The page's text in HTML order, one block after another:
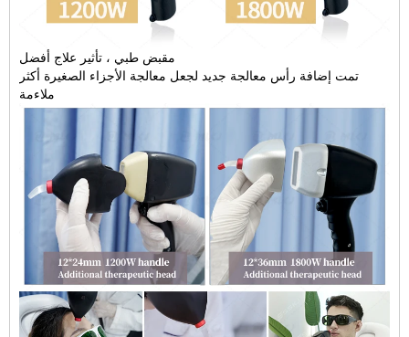
مقبض طبي ، تأثير علاج أفضل
تمت إضافة رأس معالجة جديد لجعل معالجة الأجزاء الصغيرة أكثر
ملاءمة